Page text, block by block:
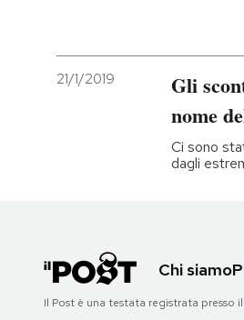
21/1/2019
Gli
nome
Ci sono
dagli
Chi siamo
Il Post è una testata registrata presso